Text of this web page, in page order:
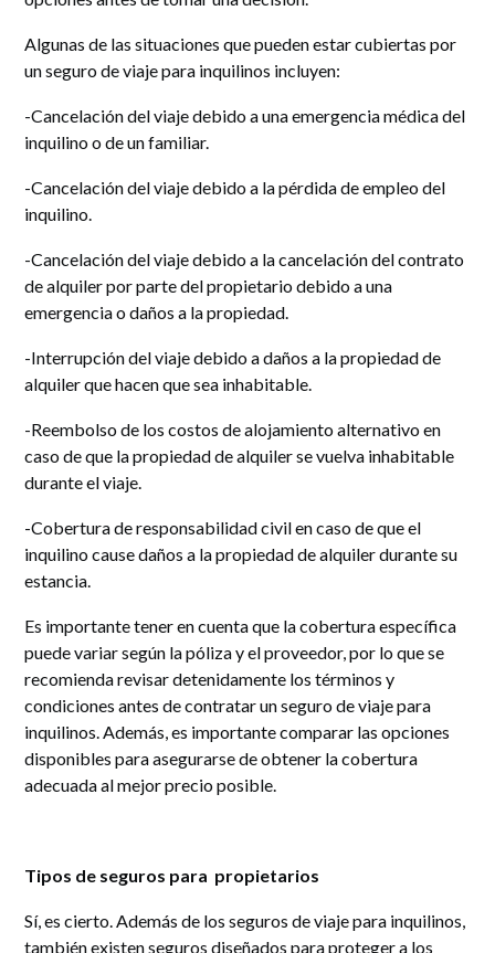
Algunas de las situaciones que pueden estar cubiertas por
un seguro de viaje para inquilinos incluyen:
-Cancelación del viaje debido a una emergencia médica del
inquilino o de un familiar.
-Cancelación del viaje debido a la pérdida de empleo del
inquilino.
-Cancelación del viaje debido a la cancelación del contrato
de alquiler por parte del propietario debido a una
emergencia o daños a la propiedad.
-Interrupción del viaje debido a daños a la propiedad de
alquiler que hacen que sea inhabitable.
-Reembolso de los costos de alojamiento alternativo en
caso de que la propiedad de alquiler se vuelva inhabitable
durante el viaje.
-Cobertura de responsabilidad civil en caso de que el
inquilino cause daños a la propiedad de alquiler durante su
estancia.
Es importante tener en cuenta que la cobertura específica
puede variar según la póliza y el proveedor, por lo que se
recomienda revisar detenidamente los términos y
condiciones antes de contratar un seguro de viaje para
inquilinos. Además, es importante comparar las opciones
disponibles para asegurarse de obtener la cobertura
adecuada al mejor precio posible.
Tipos de seguros para propietarios
Sí, es cierto. Además de los seguros de viaje para inquilinos,
también existen seguros diseñados para proteger a los